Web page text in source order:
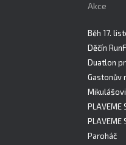
Akce
Běh 17.
Děčín
Duatlon
Gastonův
PLAVEME
PLAVEME
Paroháč